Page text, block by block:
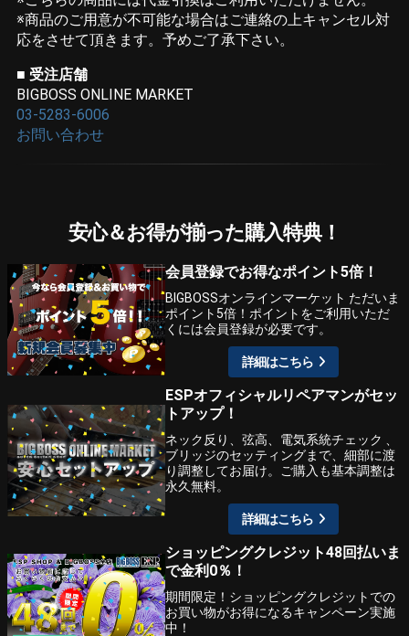
※商品のご用意が不可能な場合はご連絡の上キャンセル対
応をさせて頂きます。予めご了承下さい。
■ 受注店舗
BIGBOSS ONLINE MARKET
03-5283-6006
お問い合わせ
安心＆お得が揃った購入特典！
会員登録でお得なポイント5倍！
BIGBOSSオンラインマーケット ただいま
ポイント5倍！ポイントをご利用いただ
くには会員登録が必要です。
詳細はこちら
ESPオフィシャルリペアマンがセッ
トアップ！
ネック反り、弦高、電気系統チェック 、
ブリッジのセッティングまで、細部に渡
り調整してお届け。ご購入も基本調整は
永久無料。
詳細はこちら
ショッピングクレジット48回払いま
で金利0％！
期間限定！ショッピングクレジットでの
お買い物がお得になるキャンペーン実施
中！